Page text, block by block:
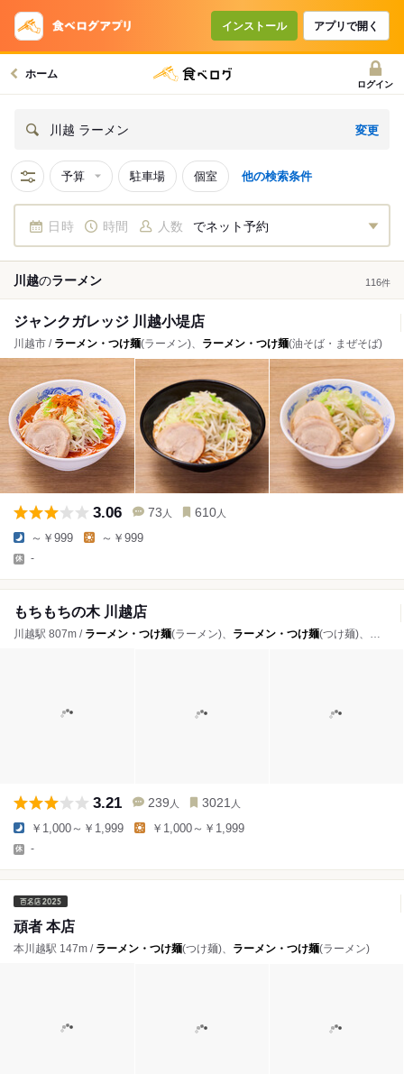
インストール アプリで開く
ホーム
ログイン
川越 ラーメン 変更
予算 駐車場 個室 他の検索条件
日時 時間 人数 でネット予約
川越のラーメン 116件
ジャンクガレッジ 川越小堤店
川越市 / ラーメン・つけ麺(ラーメン)、 ラーメン・つけ麺(油そば・まぜそば)
3.06 73 人 610 人
～￥999 ～￥999
-
もちもちの木 川越店
川越駅 807m / ラーメン・つけ麺(ラーメン)、 ラーメン・つけ麺(つけ麺)、餃子
3.21 239 人 3021 人
￥1,000～￥1,999 ￥1,000～￥1,999
-
頑者 本店
本川越駅 147m / ラーメン・つけ麺(つけ麺)、 ラーメン・つけ麺(ラーメン)